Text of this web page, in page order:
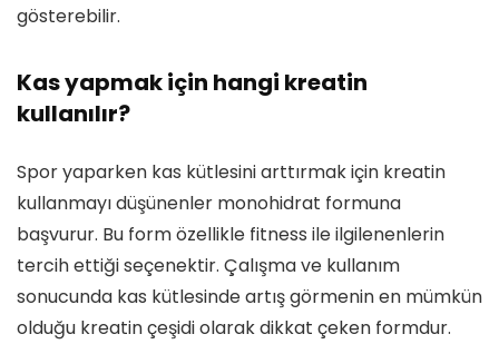
gösterebilir.
Kas yapmak için hangi kreatin
kullanılır?
Spor yaparken kas kütlesini arttırmak için kreatin
kullanmayı düşünenler monohidrat formuna
başvurur. Bu form özellikle fitness ile ilgilenenlerin
tercih ettiği seçenektir. Çalışma ve kullanım
sonucunda kas kütlesinde artış görmenin en mümkün
olduğu kreatin çeşidi olarak dikkat çeken formdur.